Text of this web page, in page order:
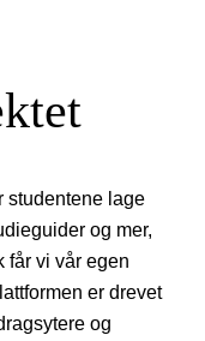
studentene lage
og mer,
får vi vår egen
er drevet
og